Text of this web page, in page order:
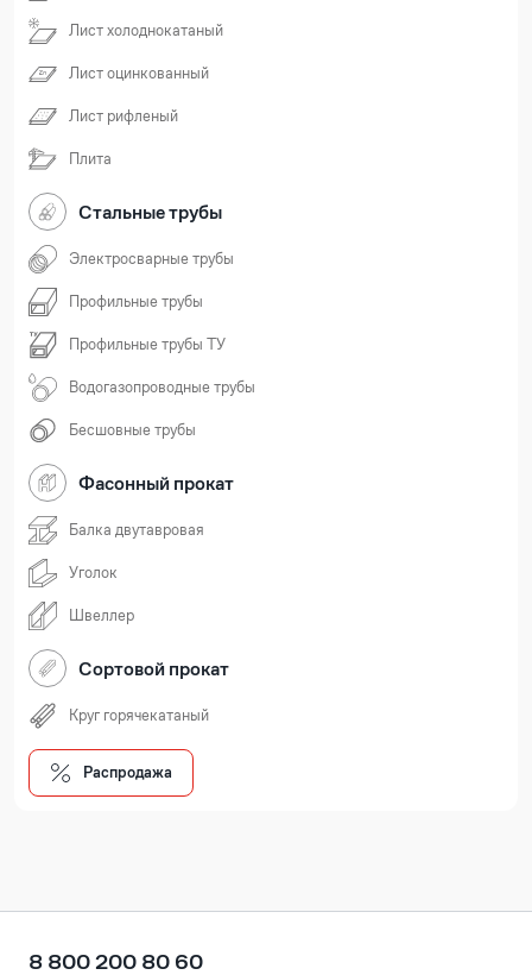
Лист холоднокатаный
Лист оцинкованный
Лист рифленый
Плита
Стальные трубы
Электросварные трубы
Профильные трубы
Профильные трубы ТУ
Водогазопроводные трубы
Бесшовные трубы
Фасонный прокат
Балка двутавровая
Уголок
Швеллер
Сортовой прокат
Круг горячекатаный
Распродажа
8 800 200 80 60